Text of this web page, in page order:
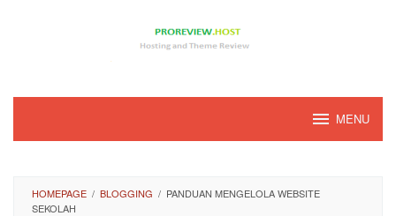
MENU
HOMEPAGE / BLOGGING / PANDUAN MENGELOLA WEBSITE
SEKOLAH